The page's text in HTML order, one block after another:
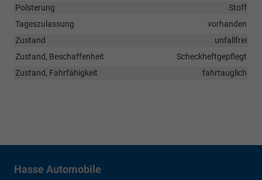
Polsterung
Stoff
Tageszulassung
vorhanden
Zustand
unfallfrei
Zustand, Beschaffenheit
Scheckheftgepflegt
Zustand, Fahrfähigkeit
fahrtauglich
Hasse Automobile